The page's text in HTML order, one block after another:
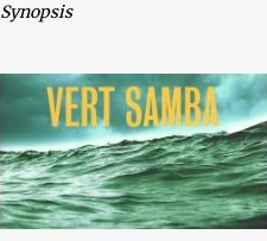
Synopsis